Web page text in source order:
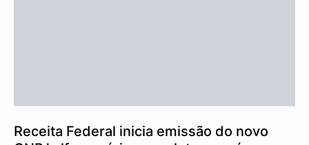
Receita Federal inicia emissão do novo